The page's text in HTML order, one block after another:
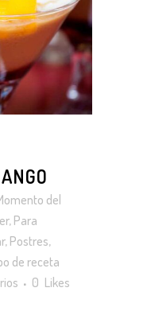
del
, Para
, Postres,
de receta
0 Likes